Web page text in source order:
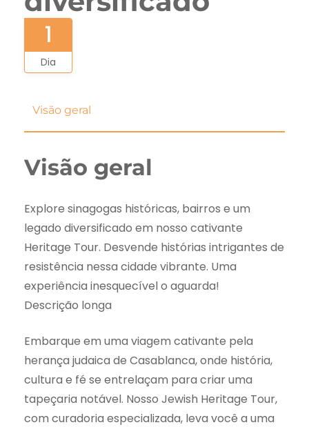
1
Dia
Visão geral
Visão geral
Explore sinagogas históricas, bairros e um
legado diversificado em nosso cativante
Heritage Tour. Desvende histórias intrigantes de
resistência nessa cidade vibrante. Uma
experiência inesquecível o aguarda!
Descrição longa
Embarque em uma viagem cativante pela
herança judaica de Casablanca, onde história,
cultura e fé se entrelaçam para criar uma
tapeçaria notável. Nosso Jewish Heritage Tour,
com curadoria especializada, leva você a uma